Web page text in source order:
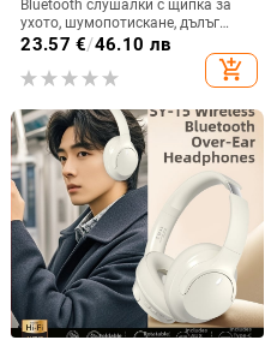
Bluetooth слушалки с щипка за
ухото, шумопотискане, дълъг
живот на батерията >8 ч, стерео
звук, обхват 10 м, Bluetooth 5.4
23.57 €/46.10 лв
add_shopping_cart